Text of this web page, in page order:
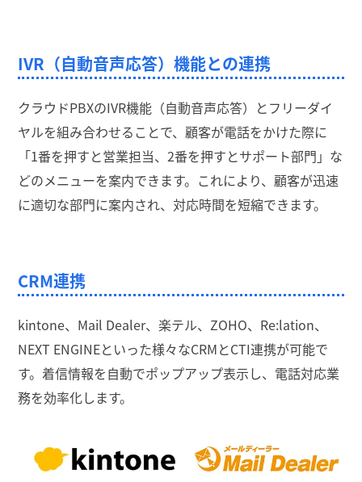
IVR（自動音声応答）機能との連携
クラウドPBXのIVR機能（自動音声応答）とフリーダイ
ヤルを組み合わせることで、顧客が電話をかけた際に
「1番を押すと営業担当、2番を押すとサポート部門」な
どのメニューを案内できます。これにより、顧客が迅速
に適切な部門に案内され、対応時間を短縮できます。
CRM連携
kintone、Mail Dealer、楽テル、ZOHO、Re:lation、
NEXT ENGINEといった様々なCRMとCTI連携が可能で
す。着信情報を自動でポップアップ表示し、電話対応業
務を効率化します。